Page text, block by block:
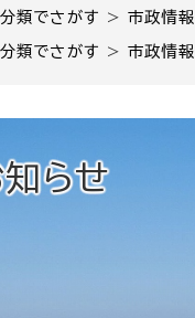
分類でさがす >市政情報
分類でさがす >市政情報
らせ